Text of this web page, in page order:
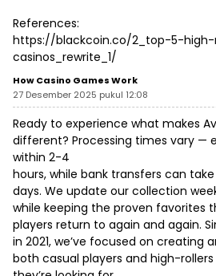
References:
https://blackcoin.co/2_top-5-
casinos_rewrite_1/
How Casino Games Work
27 Desember 2025 pukul 12:08
Ready to experience what makes
different? Processing times vary —
within 2-4
hours, while bank transfers can take
days. We update our collection
while keeping the proven favorites
players return to again and again.
in 2021, we’ve focused on creating
both casual players and high-